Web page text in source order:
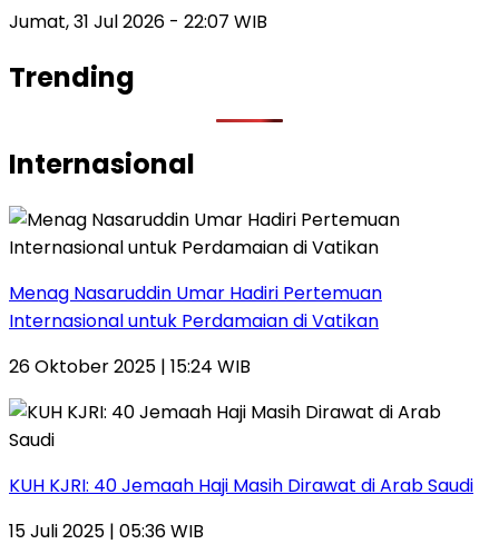
Jumat, 31 Jul 2026 - 22:07 WIB
Trending
Internasional
Menag Nasaruddin Umar Hadiri Pertemuan
Internasional untuk Perdamaian di Vatikan
26 Oktober 2025 | 15:24 WIB
KUH KJRI: 40 Jemaah Haji Masih Dirawat di Arab Saudi
15 Juli 2025 | 05:36 WIB